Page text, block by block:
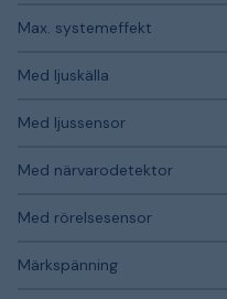
Max. systemeffekt
Med ljuskälla
Med ljussensor
Med närvarodetektor
Med rörelsesensor
Märkspänning